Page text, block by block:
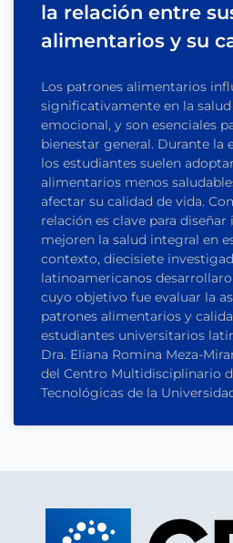
la relación entre
alimentarios y su
Los patrones alimentarios
significativamente en la
emocional, y son esenciales
bienestar general. Durante la
los estudiantes suelen
alimentarios menos
afectar su calidad de vida.
relación es clave para
mejoren la salud integral en
contexto, diecisiete
latinoamericanos
cuyo objetivo fue evaluar la
patrones alimentarios y
estudiantes universitarios
Dra. Eliana Romina Meza-
del Centro Multidisciplinario
Tecnológicas de la